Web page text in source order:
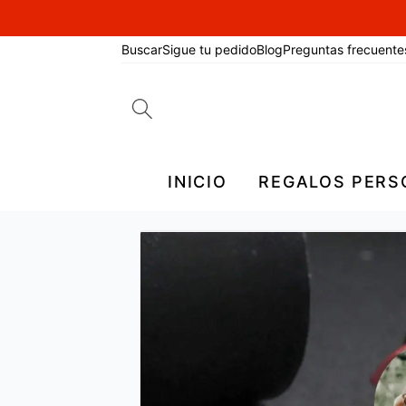
BuscarSigue tu pedidoBlogPreguntas
INICIO REGALOS